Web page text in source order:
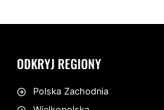
ODKRYJ REGIONY
Polska Zachodnia